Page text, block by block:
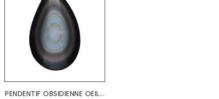
PENDENTIF OBSIDIENNE OEIL...